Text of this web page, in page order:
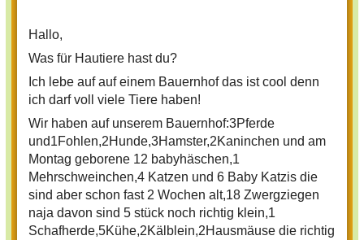
Hallo,
Was für Hautiere hast du?
Ich lebe auf auf einem Bauernhof das ist cool denn
ich darf voll viele Tiere haben!
Wir haben auf unserem Bauernhof:3Pferde
und1Fohlen,2Hunde,3Hamster,2Kaninchen und am
Montag geborene 12 babyhäschen,1
Mehrschweinchen,4 Katzen und 6 Baby Katzis die
sind aber schon fast 2 Wochen alt,18 Zwergziegen
naja davon sind 5 stück noch richtig klein,1
Schafherde,5Kühe,2Kälblein,2Hausmäuse die richtig